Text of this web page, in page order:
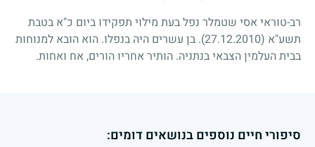
רב-טוראי אסי שטמלר נפל בעת מילוי תפקידו ביום כ"א בטבת
תשע"א (27.12.2010)
. בן עשרים היה בנפלו. הוא הובא למנוחות
בבית העלמין הצבאי בנתניה. הותיר אחריו הורים, אח ואחות.
סיפורי חיים נוספים בנושאים דומים: